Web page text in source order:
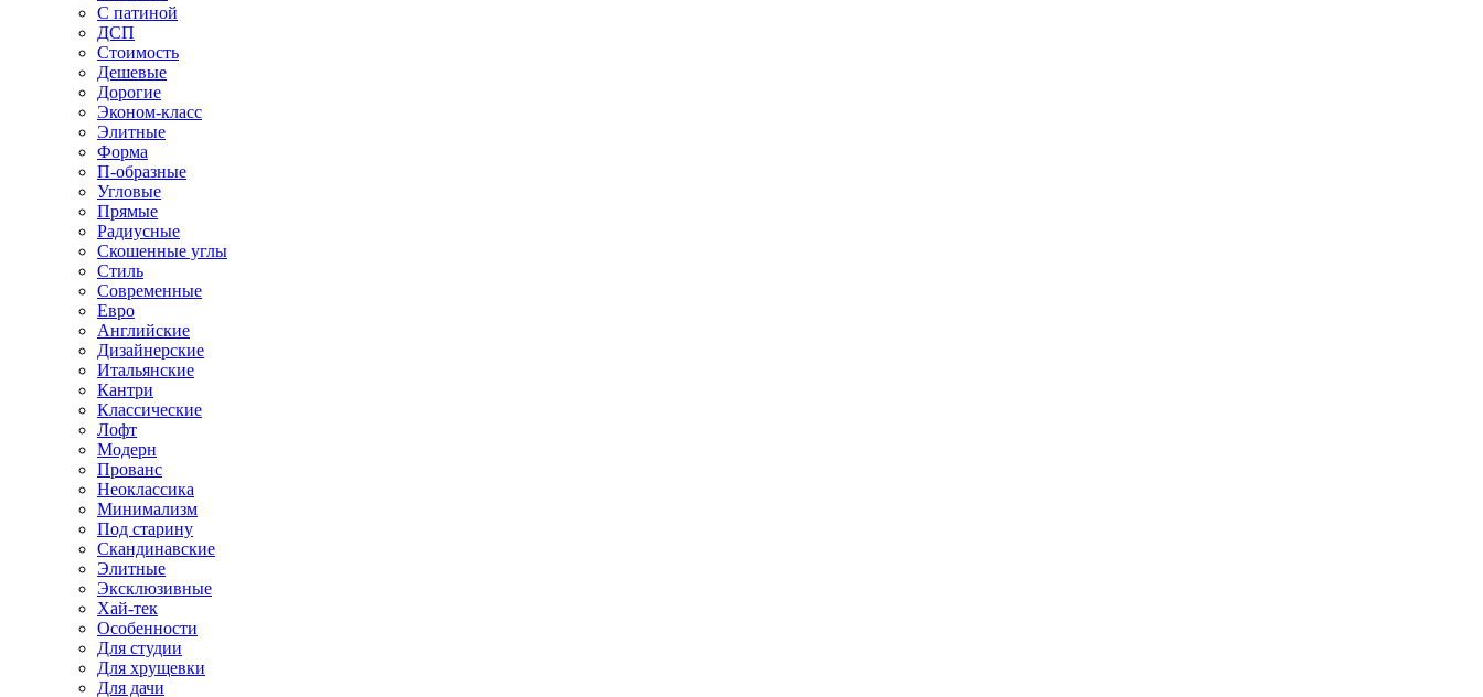
С патиной
ДСП
Стоимость
Дешевые
Дорогие
Эконом-класс
Элитные
Форма
П-образные
Угловые
Прямые
Радиусные
Скошенные углы
Стиль
Современные
Евро
Английские
Дизайнерские
Итальянские
Кантри
Классические
Лофт
Модерн
Прованс
Неоклассика
Минимализм
Под старину
Скандинавские
Элитные
Эксклюзивные
Хай-тек
Особенности
Для студии
Для хрущевки
Для дачи